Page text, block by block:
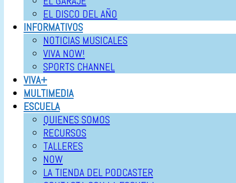
EL DISCO DEL AÑO
INFORMATIVOS
NOTICIAS MUSICALES
VIVA NOW!
SPORTS CHANNEL
VIVA+
MULTIMEDIA
ESCUELA
QUIENES SOMOS
RECURSOS
TALLERES
NOW
LA TIENDA DEL PODCASTER